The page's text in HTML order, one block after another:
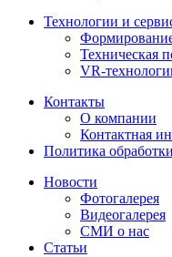
Технологии и
Техническая
VR-
Контакты
О компании
Контактная
Политика
Новости
Фотогалерея
Видеогалерея
СМИ о нас
Статьи